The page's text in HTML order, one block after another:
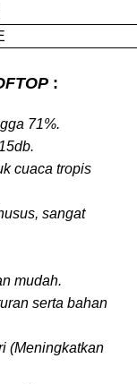
:
71%.
cuaca tropis
sangat
mudah.
serta bahan
(Meningkatkan